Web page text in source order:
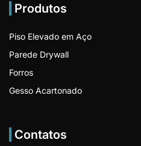
Produtos
Piso Elevado em Aço
Parede Drywall
Forros
Gesso Acartonado
Contatos